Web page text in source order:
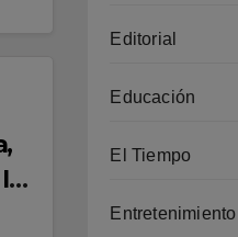
Editorial
Educación
El Tiempo
Entretenimiento